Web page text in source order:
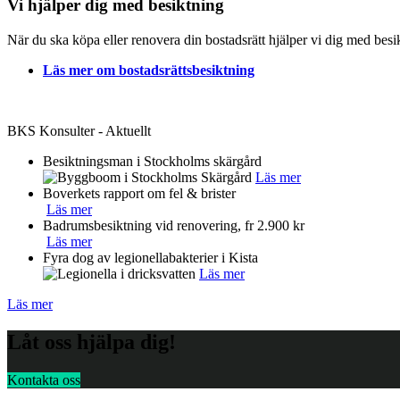
Vi hjälper dig med besiktning
När du ska köpa eller renovera din bostadsrätt hjälper vi dig med
Läs mer om bostadsrättsbesiktning
BKS Konsulter - Aktuellt
Besiktningsman i Stockholms skärgård
Läs mer
Boverkets rapport om fel & brister
Läs mer
Badrumsbesiktning vid renovering, fr 2.900 kr
Läs mer
Fyra dog av legionellabakterier i Kista
Läs mer
Läs mer
Låt oss hjälpa dig!
Kontakta oss